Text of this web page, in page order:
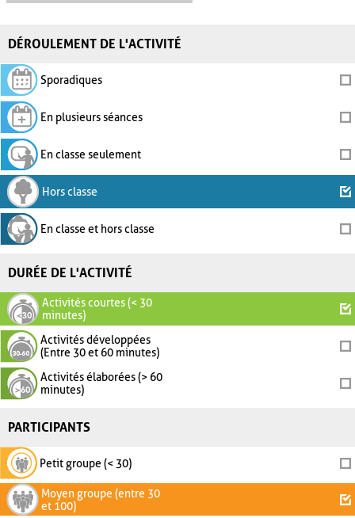
DÉROULEMENT DE L'ACTIVITÉ
Sporadiques
En plusieurs séances
En classe seulement
Hors classe
En classe et hors classe
DURÉE DE L'ACTIVITÉ
Activités courtes (< 30
minutes)
Activités développées
(Entre 30 et 60 minutes)
Activités élaborées (> 60
minutes)
PARTICIPANTS
Petit groupe (< 30)
Moyen groupe (entre 30
et 100)